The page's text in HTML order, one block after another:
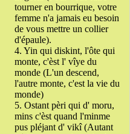
tourner en bourrique, votre
femme n'a jamais eu besoin
de vous mettre un collier
d'épaule).
4. Yin qui diskint, l'ôte qui
monte, c'èst l' vîye du
monde (L'un descend,
l'autre monte, c'est la vie du
monde)
5. Ostant pèri qui d' moru,
mins c'èst quand l'minme
pus pléjant d' vikî (Autant